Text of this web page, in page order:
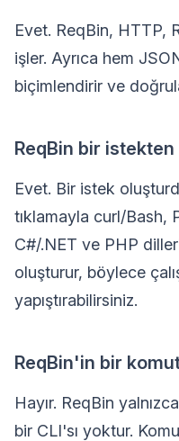
Evet. ReqBin, HTTP,
işler. Ayrıca hem
biçimlendirir ve
ReqBin bir
Evet. Bir istek
tıklamayla curl/Bash,
C#/.NET ve PHP
oluşturur, böylece
yapıştırabilirsiniz.
ReqBin'in bir komut
Hayır. ReqBin
bir CLI'sı yoktur.